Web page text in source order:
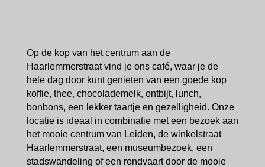
Op de kop van het centrum aan de
Haarlemmerstraat vind je ons café, waar je de
hele dag door kunt genieten van een goede kop
koffie, thee, chocolademelk, ontbijt, lunch,
bonbons, een lekker taartje en gezelligheid. Onze
locatie is ideaal in combinatie met een bezoek aan
het mooie centrum van Leiden, de winkelstraat
Haarlemmerstraat, een museumbezoek, een
stadswandeling of een rondvaart door de mooie